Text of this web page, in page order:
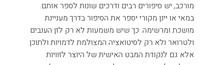
מורכב, יש סיפורים רבים ודרכים שונות לספר אותם.
במאי או יינן מקורי יספר את הסיפור בדרך מעניינת
מושכת ומרשימה. כך שיש משמעות לא רק לזן הענבים
ולטרואר ולא רק לסיטואציה המצולמת לדמויות ולתוכן
אלא גם לנקודת המבט האישית של היוצר לזוויות